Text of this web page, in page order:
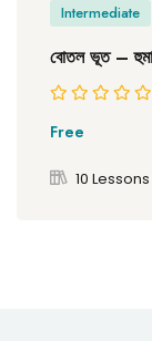
Intermediate
বোতল ভূত –
Free
10 Lessons